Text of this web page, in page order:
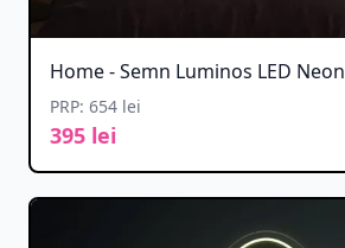
Home - Semn Luminos LED Neon
PRP: 654 lei
395 lei